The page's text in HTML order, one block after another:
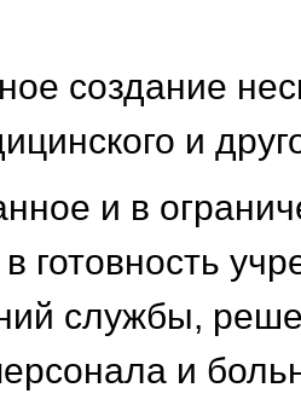
создание
и
и в
готовность
службы,
и